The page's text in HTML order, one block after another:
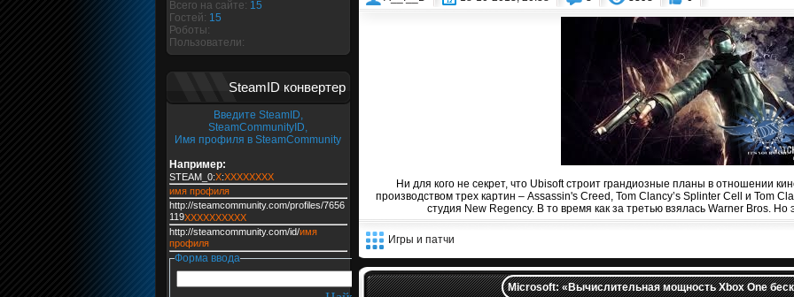
Всего на сайте: 15
Гостей: 15
Роботы:
Пользователи:
SteamID конвертер
Введите SteamID,
SteamCommunityID,
Имя профиля в SteamCommunity
Например:
STEAM_0:X:XXXXXXXX
имя профиля
http://steamcommunity.com/profiles/7656
119XXXXXXXXXX
http://steamcommunity.com/id/имя
профиля
Форма ввода
Ни для кого не секрет, что Ubisoft строит грандиозные планы в отношении
производством трех картин – Assassin's Creed, Tom Clancy’s Splinter Cell и Tom
студия New Regency. В то время как за третью взялась Warner Bros. Но
Игры и патчи
Microsoft: «Вычислительная мощность Xbox One